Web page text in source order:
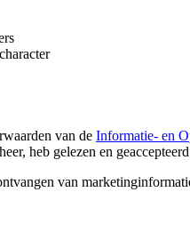
van de Informatie- en
heb gelezen en
van